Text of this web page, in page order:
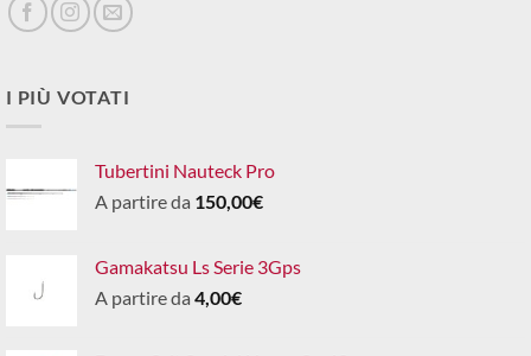
I PIÙ VOTATI
Tubertini Nauteck Pro
A partire da 150,00€
Gamakatsu Ls Serie 3Gps
A partire da 4,00€